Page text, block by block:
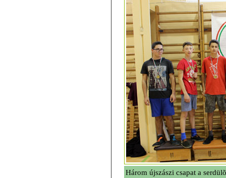
Három újszászi csapat a